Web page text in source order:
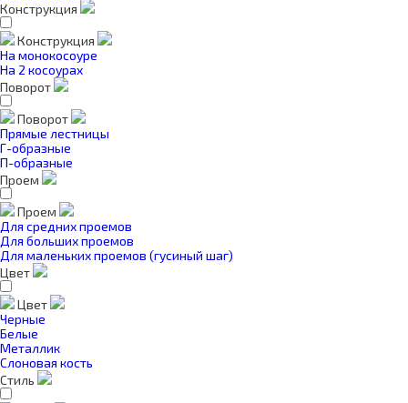
Конструкция
Конструкция
На монокосоуре
На 2 косоурах
Поворот
Поворот
Прямые лестницы
Г-образные
П-образные
Проем
Проем
Для средних проемов
Для больших проемов
Для маленьких проемов (гусиный шаг)
Цвет
Цвет
Черные
Белые
Металлик
Слоновая кость
Стиль